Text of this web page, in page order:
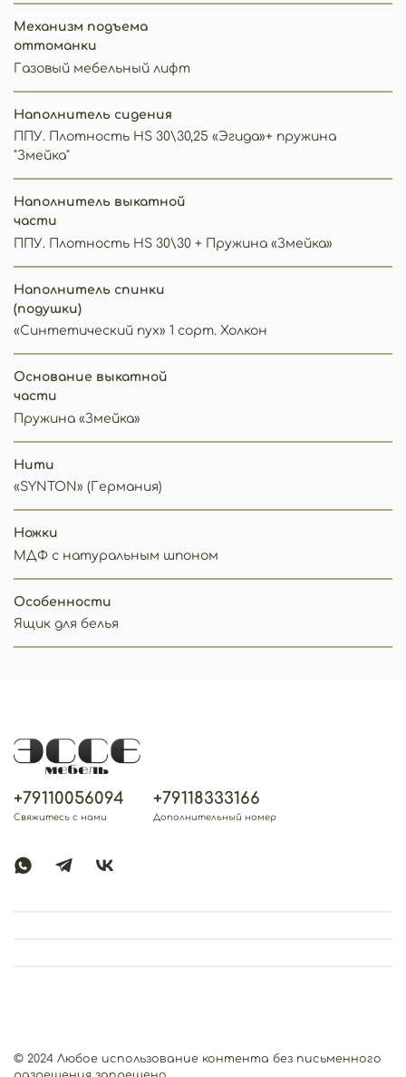
Механизм подъема
оттоманки
Газовый мебельный лифт
Наполнитель сидения
ППУ. Плотность HS 30\30,25 «Эгида»+ пружина
"Змейка"
Наполнитель выкатной
части
ППУ. Плотность HS 30\30 + Пружина «Змейка»
Наполнитель спинки
(подушки)
«Синтетический пух» 1 сорт. Холкон
Основание выкатной
части
Пружина «Змейка»
Нити
«SYNTON» (Германия)
Ножки
МДФ с натуральным шпоном
Особенности
Ящик для белья
+79110056094
Свяжитесь с нами
+79118333166
Дополнительный номер
© 2024 Любое использование контента без письменного